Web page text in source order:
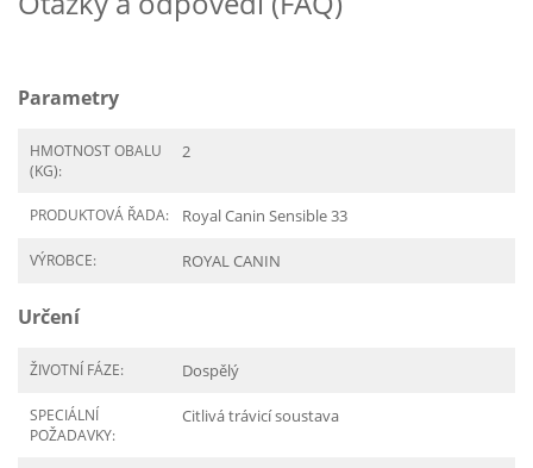
Parametry
HMOTNOST OBALU
(KG):
2
PRODUKTOVÁ ŘADA: Royal Canin Sensible 33
VÝROBCE: ROYAL CANIN
Určení
ŽIVOTNÍ FÁZE: Dospělý
SPECIÁLNÍ
POŽADAVKY:
Citlivá trávicí soustava